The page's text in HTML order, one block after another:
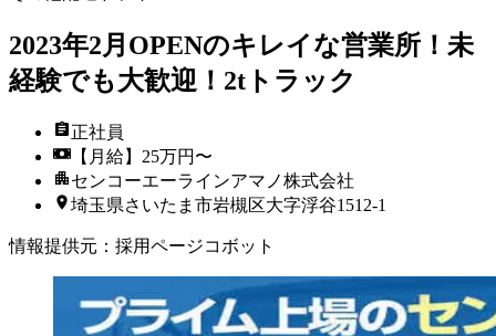
2023年2月OPENのキレイな営業所！未
経験でも大歓迎！2tトラック
正社員
【月給】25万円〜
センコーエーラインアマノ株式会社
埼玉県さいたま市岩槻区大字浮谷1512-1
情報提供元 ： 採用ページコボット